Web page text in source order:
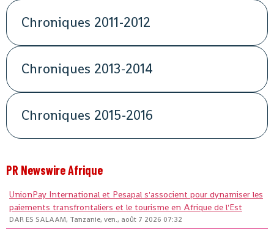
Chroniques 2011-2012
Chroniques 2013-2014
Chroniques 2015-2016
PR Newswire Afrique
UnionPay International et Pesapal s'associent pour dynamiser les
paiements transfrontaliers et le tourisme en Afrique de l'Est
DAR ES SALAAM, Tanzanie, ven., août 7 2026 07:32